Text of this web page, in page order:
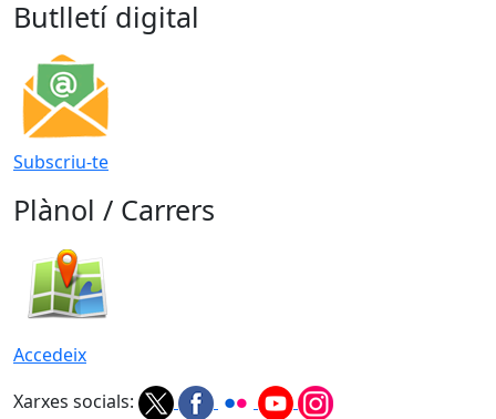
Butlletí digital
Subscriu-te
Plànol / Carrers
Accedeix
Xarxes socials: